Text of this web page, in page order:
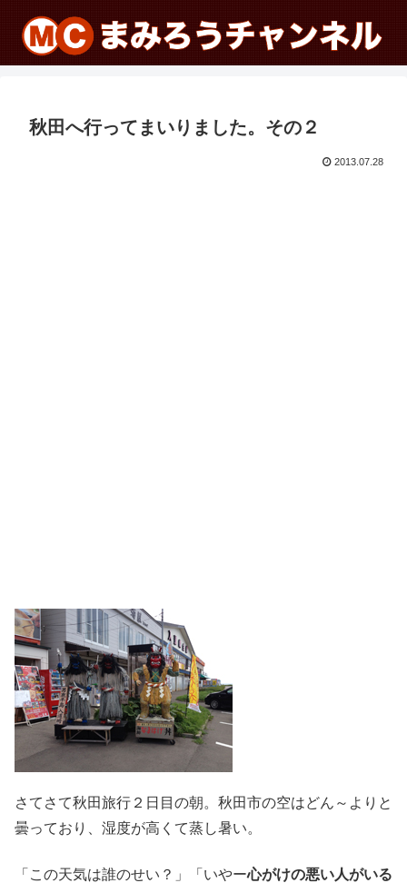
秋田へ行ってまいりました。その２
2013.07.28
さてさて秋田旅行２日目の朝。秋田市の空はどん～よりと
曇っており、湿度が高くて蒸し暑い。
「この天気は誰のせい？」「いやー心がけの悪い人がいる